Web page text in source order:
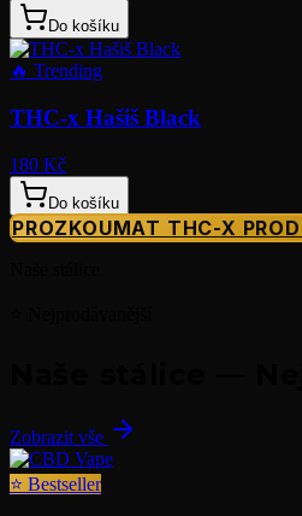
Do košíku
🔥 Trending
THC-x Hašiš Black
180 Kč
Do košíku
PROZKOUMAT THC-X
Zobrazit vše
⭐ Bestseller